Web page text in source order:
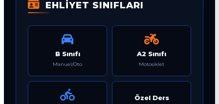
EHLİYET SINIFLARI
B Sınıfı
Manuel/Oto
A2 Sınıfı
Motosiklet
Özel Ders